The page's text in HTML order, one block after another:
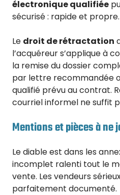
électronique qualifiée
sécurisé : rapide et propre.
Le droit de rétractation
l’acquéreur s’applique à
la remise du dossier
par lettre recommandée
qualifié prévu au contrat.
courriel informel ne suffit
Mentions et pièces à ne
Le diable est dans les
incomplet ralenti tout le
vente. Les vendeurs
parfaitement documenté.